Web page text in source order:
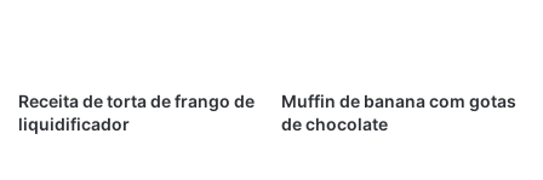
Receita de torta de frango de
liquidificador
Muffin de banana com gotas
de chocolate